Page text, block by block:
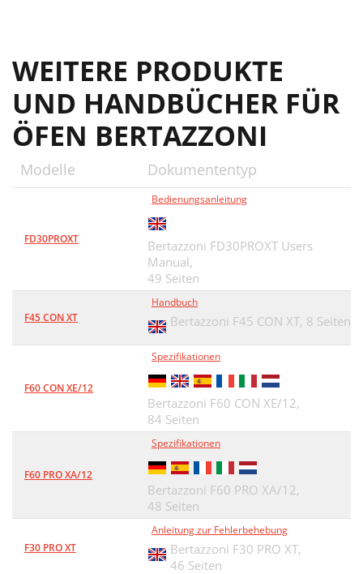
WEITERE PRODUKTE
UND HANDBÜCHER FÜR
ÖFEN BERTAZZONI
Modelle Dokumententyp
FD30PROXT
Bedienungsanleitung
Bertazzoni FD30PROXT Users
Manual,
49 Seiten
F45 CON XT
Handbuch
Bertazzoni F45 CON XT, 8 Seiten
F60 CON XE/12
Spezifikationen
Bertazzoni F60 CON XE/12,
84 Seiten
F60 PRO XA/12
Spezifikationen
Bertazzoni F60 PRO XA/12,
48 Seiten
F30 PRO XT
Anleitung zur Fehlerbehebung
Bertazzoni F30 PRO XT,
46 Seiten